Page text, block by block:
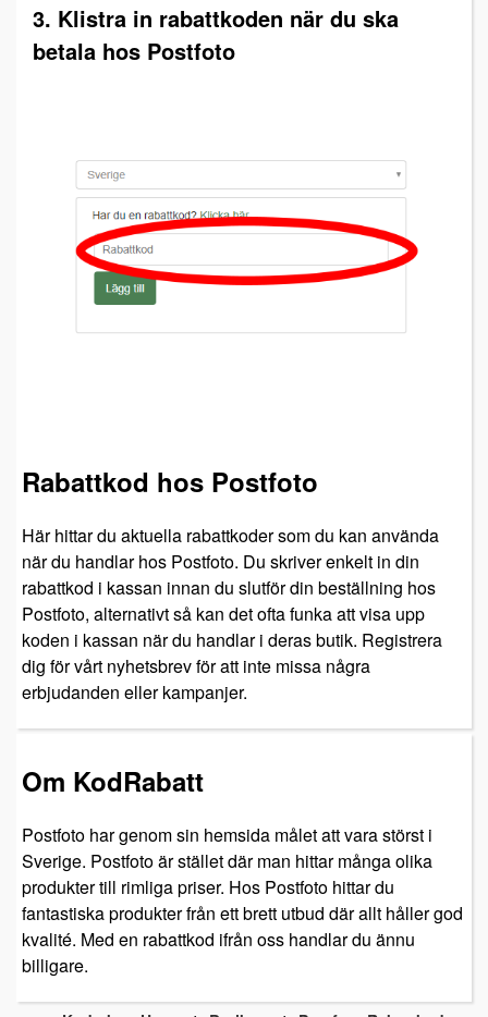
3. Klistra in rabattkoden när du ska
betala hos Postfoto
Rabattkod hos Postfoto
Här hittar du aktuella rabattkoder som du kan använda
när du handlar hos Postfoto. Du skriver enkelt in din
rabattkod i kassan innan du slutför din beställning hos
Postfoto, alternativt så kan det ofta funka att visa upp
koden i kassan när du handlar i deras butik. Registrera
dig för vårt nyhetsbrev för att inte missa några
erbjudanden eller kampanjer.
Om KodRabatt
Postfoto har genom sin hemsida målet att vara störst i
Sverige. Postfoto är stället där man hittar många olika
produkter till rimliga priser. Hos Postfoto hittar du
fantastiska produkter från ett brett utbud där allt håller god
kvalité. Med en rabattkod ifrån oss handlar du ännu
billigare.